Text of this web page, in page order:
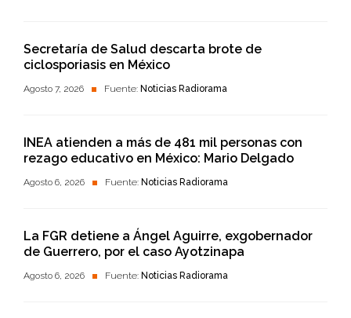
Secretaría de Salud descarta brote de
ciclosporiasis en México
Agosto 7, 2026 Fuente: Noticias Radiorama
INEA atienden a más de 481 mil personas con
rezago educativo en México: Mario Delgado
Agosto 6, 2026 Fuente: Noticias Radiorama
La FGR detiene a Ángel Aguirre, exgobernador
de Guerrero, por el caso Ayotzinapa
Agosto 6, 2026 Fuente: Noticias Radiorama